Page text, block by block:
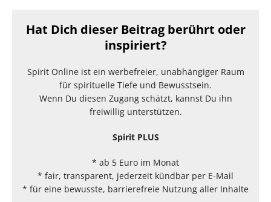
Hat Dich dieser Beitrag berührt oder
inspiriert?
Spirit Online ist ein werbefreier, unabhängiger Raum
für spirituelle Tiefe und Bewusstsein.
Wenn Du diesen Zugang schätzt, kannst Du ihn
freiwillig unterstützen.
Spirit PLUS
* ab 5 Euro im Monat
* fair, transparent, jederzeit kündbar per E-Mail
* für eine bewusste, barrierefreie Nutzung aller Inhalte